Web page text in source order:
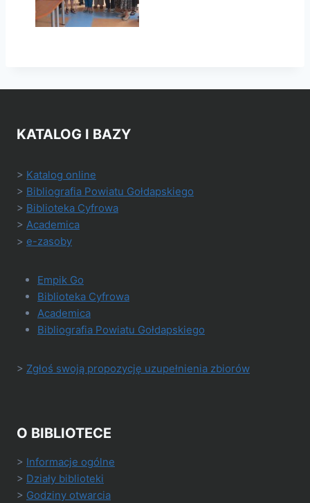
KATALOG I BAZY
> Katalog online
> Bibliografia Powiatu Gołdapskiego
> Biblioteka Cyfrowa
> Academica
> e-zasoby
Empik Go
Biblioteka Cyfrowa
Academica
Bibliografia Powiatu Gołdapskiego
> Zgłoś swoją propozycję uzupełnienia zbiorów
O BIBLIOTECE
> Informacje ogólne
> Działy biblioteki
> Godziny otwarcia